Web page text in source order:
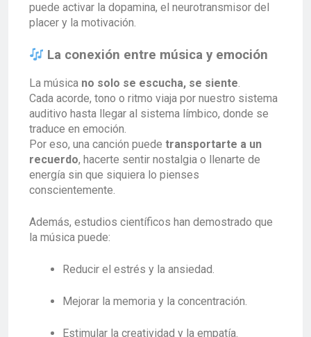
puede activar la dopamina, el neurotransmisor del
placer y la motivación.
La conexión entre música y emoción
La música no solo se escucha, se siente.
Cada acorde, tono o ritmo viaja por nuestro sistema
auditivo hasta llegar al sistema límbico, donde se
traduce en emoción.
Por eso, una canción puede transportarte a un
recuerdo, hacerte sentir nostalgia o llenarte de
energía sin que siquiera lo pienses
conscientemente.
Además, estudios científicos han demostrado que
la música puede:
Reducir el estrés y la ansiedad.
Mejorar la memoria y la concentración.
Estimular la creatividad y la empatía.